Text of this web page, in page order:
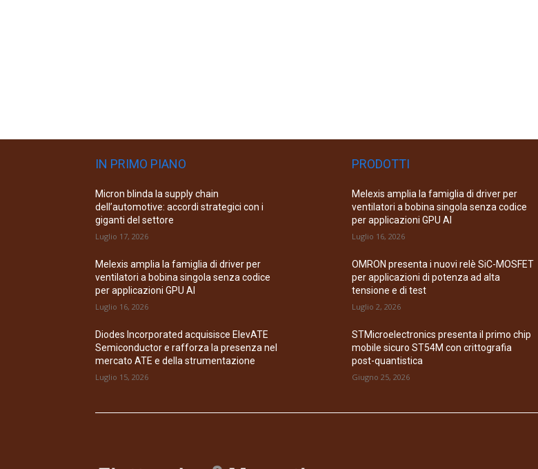
IN PRIMO PIANO
Micron blinda la supply chain
dell’automotive: accordi strategici con i
giganti del settore
Luglio 17, 2026
Melexis amplia la famiglia di driver per
ventilatori a bobina singola senza codice
per applicazioni GPU AI
Luglio 16, 2026
Diodes Incorporated acquisisce ElevATE
Semiconductor e rafforza la presenza nel
mercato ATE e della strumentazione
Luglio 15, 2026
PRODOTTI
Melexis amplia la famiglia di driver per
ventilatori a bobina singola senza codice
per applicazioni GPU AI
Luglio 16, 2026
OMRON presenta i nuovi relè SiC-MOSFET
per applicazioni di potenza ad alta
tensione e di test
Luglio 2, 2026
STMicroelectronics presenta il primo chip
mobile sicuro ST54M con crittografia
post-quantistica
Giugno 25, 2026